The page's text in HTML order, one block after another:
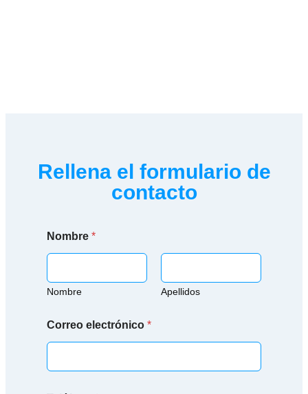
Rellena el formulario de
contacto
Nombre *
Nombre Apellidos
Correo electrónico *